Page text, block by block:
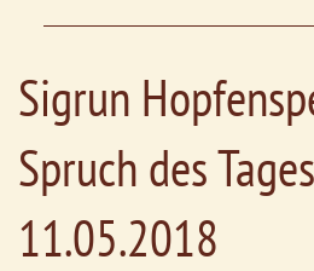
Sigrun
Spruch des
11.05.2018